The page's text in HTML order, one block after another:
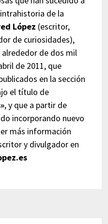
de la
López (escritor,
de curiosidades),
alrededor de dos mil
de 2011, que
en la sección
el título de
, y que a partir de
incorporando nuevo
más información
y divulgador en